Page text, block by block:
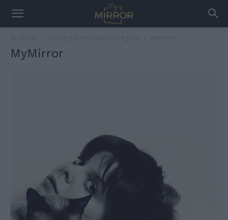
MyMirror